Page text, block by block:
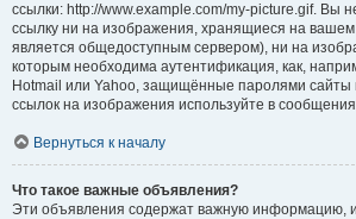
ссылки: http://www.example.com/my-picture.gif. Вы
ссылку ни на изображения, хранящиеся на
является общедоступным сервером), ни на
которым необходима аутентификация, как,
Hotmail или Yahoo, защищённые паролями сайты
ссылок на изображения используйте в
Вернуться к началу
Что такое важные объявления?
Эти объявления содержат важную информацию,